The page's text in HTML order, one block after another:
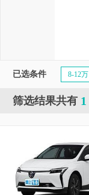
已选条件 8-12万
筛选结果共有 1